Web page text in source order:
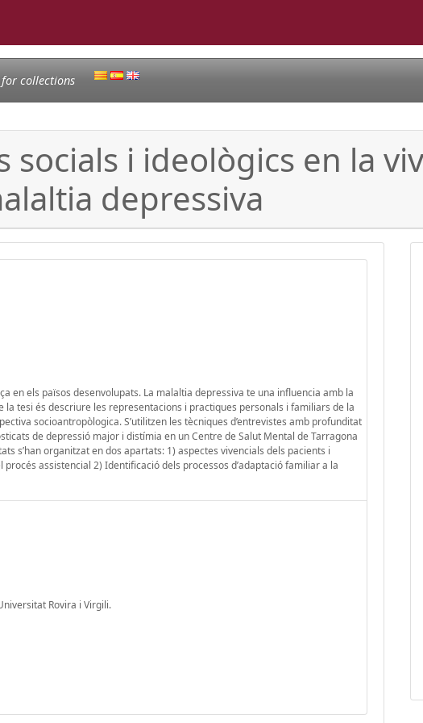
collections
i ideològics en la
depressiva
en els països desenvolupats. La malaltia depressiva te una influencia amb la
la tesi és descriure les representacions i practiques personals i familiars de la
socioantropòlogica. S’utilitzen les tècniques d’entrevistes amb profunditat
de depressió major i distímia en un Centre de Salut Mental de Tarragona
s’han organitzat en dos apartats: 1) aspectes vivencials dels pacients i
assistencial 2) Identificació dels processos d’adaptació familiar a la
Rovira i Virgili.